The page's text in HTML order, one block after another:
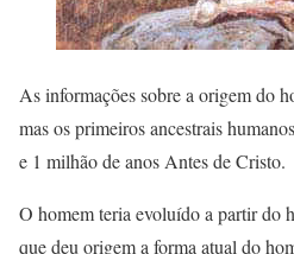
As informações sobre a origem do
mas os primeiros ancestrais
e 1 milhão de anos Antes de Cristo.
O homem teria evoluído a partir do
que deu origem a forma atual do